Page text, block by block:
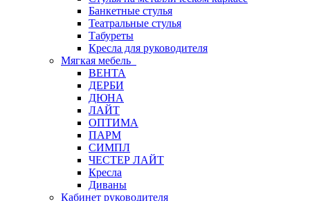
Банкетные стулья
Театральные стулья
Табуреты
Кресла для руководителя
Мягкая мебель
ВЕНТА
ДЕРБИ
ДЮНА
ЛАЙТ
ОПТИМА
ПАРМ
СИМПЛ
ЧЕСТЕР ЛАЙТ
Кресла
Диваны
Кабинет руководителя